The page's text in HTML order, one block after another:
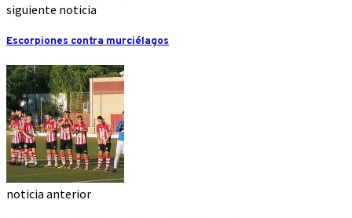
siguiente noticia
Escorpiones contra murciélagos
noticia anterior